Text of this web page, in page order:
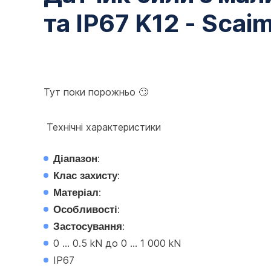
та IP67 K12 -
Тут поки порожньо 🙄
Технічні характеристики
Діапазон:
Клас захисту:
Матеріал:
Особливості:
Застосування:
0 ... 0.5 kN до 0 ... 1 000 kN
IP67